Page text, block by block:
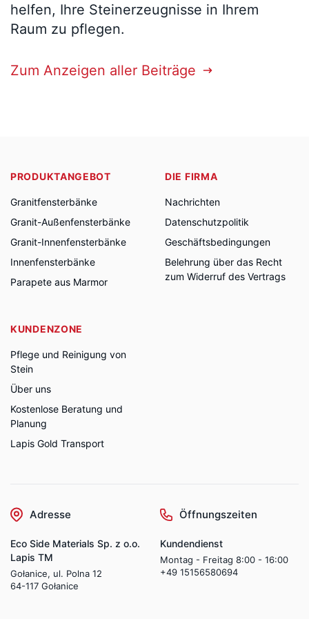
helfen, Ihre Steinerzeugnisse in Ihrem
Raum zu pflegen.
Zum Anzeigen aller Beiträge
PRODUKTANGEBOT
Granitfensterbänke
Granit-Außenfensterbänke
Granit-Innenfensterbänke
Innenfensterbänke
Parapete aus Marmor
DIE FIRMA
Nachrichten
Datenschutzpolitik
Geschäftsbedingungen
Belehrung über das Recht
zum Widerruf des Vertrags
KUNDENZONE
Pflege und Reinigung von
Stein
Über uns
Kostenlose Beratung und
Planung
Lapis Gold Transport
Adresse
Eco Side Materials Sp. z o.o.
Lapis TM
Gołanice, ul. Polna 12
64-117 Gołanice
Öffnungszeiten
Kundendienst
Montag - Freitag 8:00 - 16:00
+49 15156580694